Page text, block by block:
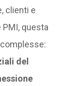
clienti e
questa
del